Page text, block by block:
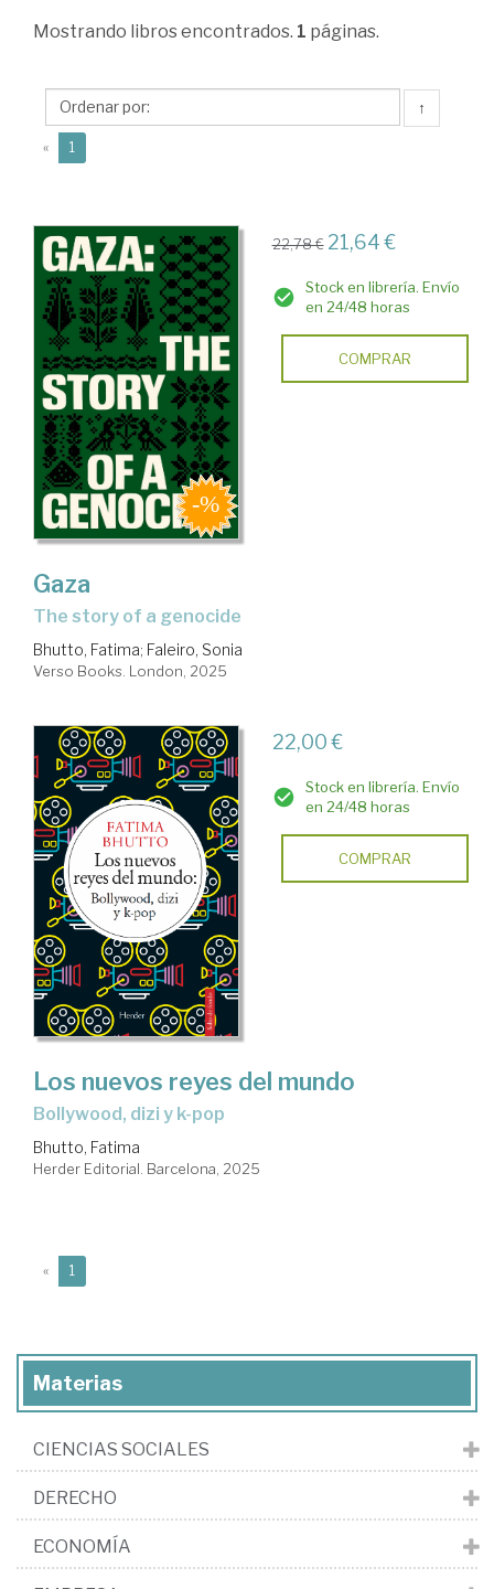
Bhutto,
Mostrando libros encontrados. 1 páginas.
↑
« 1
22,78 € 21,64 €
Stock en librería. Envío
en 24/48 horas
COMPRAR
Gaza
the story of a genocide
Bhutto, Fatima; Faleiro, Sonia
Verso Books. London, 2025
22,00 €
Stock en librería. Envío
en 24/48 horas
COMPRAR
Los nuevos reyes del mundo
Bollywood, dizi y k-pop
Bhutto, Fatima
Herder Editorial. Barcelona, 2025
« 1
Materias
CIENCIAS SOCIALES
DERECHO
ECONOMÍA